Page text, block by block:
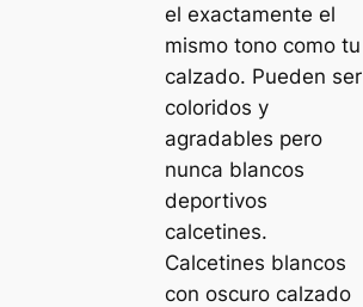
el exactamente el
mismo tono como tu
calzado. Pueden ser
coloridos y
agradables pero
nunca blancos
deportivos
calcetines.
Calcetines blancos
con oscuro calzado